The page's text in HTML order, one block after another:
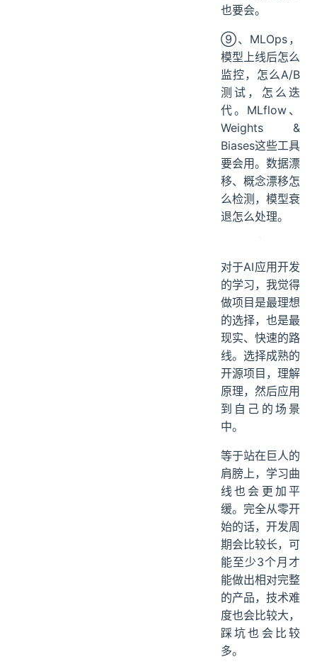
也要会。
⑨、MLOps，
模型上线后怎么
监控，怎么A/B
测试，怎么迭
代。MLflow、
Weights &
Biases这些工具
要会用。数据漂
移、概念漂移怎
么检测，模型衰
退怎么处理。
对于AI应用开发
的学习，我觉得
做项目是最理想
的选择，也是最
现实、快速的路
线。选择成熟的
开源项目，理解
原理，然后应用
到自己的场景
中。
等于站在巨人的
肩膀上，学习曲
线也会更加平
缓。完全从零开
始的话，开发周
期会比较长，可
能至少3个月才
能做出相对完整
的产品，技术难
度也会比较大，
踩坑也会比较